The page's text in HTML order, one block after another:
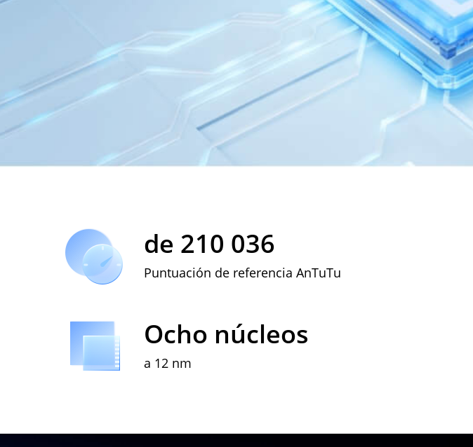
de 210 036
Puntuación de referencia AnTuTu
Ocho núcleos
a 12 nm